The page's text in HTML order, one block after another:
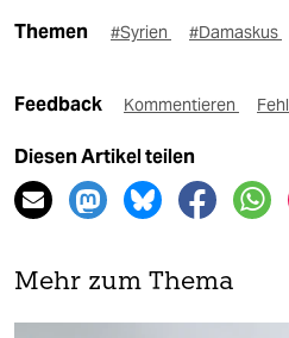
Themen #Syrien #Damaskus
Feedback Kommentieren
Diesen Artikel teilen
Mehr zum Thema